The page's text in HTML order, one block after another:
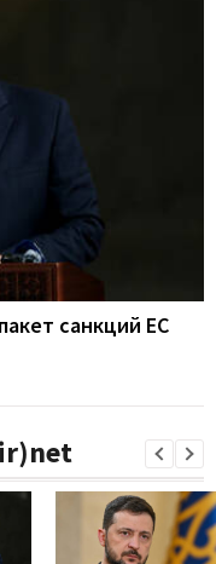
санкций ЕС